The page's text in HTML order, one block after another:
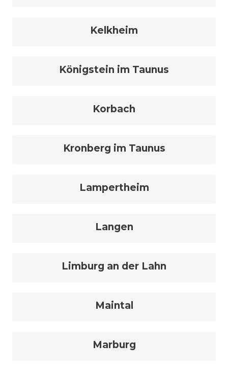
Kelkheim
Königstein im Taunus
Korbach
Kronberg im Taunus
Lampertheim
Langen
Limburg an der Lahn
Maintal
Marburg